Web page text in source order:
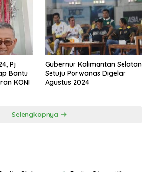
Pj
Bantu
KONI
Gubernur Kalimantan Selatan
Setuju Porwanas Digelar
Agustus 2024
Selengkapnya